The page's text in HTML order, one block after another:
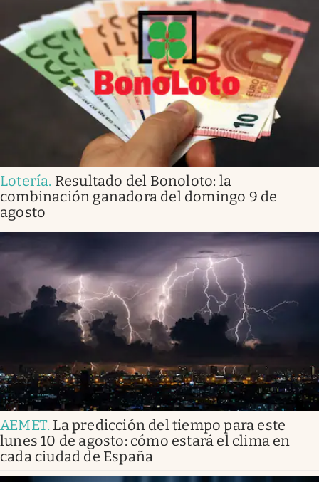
Lotería. Resultado del Bonoloto: la
combinación ganadora del domingo 9 de
agosto
AEMET. La predicción del tiempo para este
lunes 10 de agosto: cómo estará el clima en
cada ciudad de España